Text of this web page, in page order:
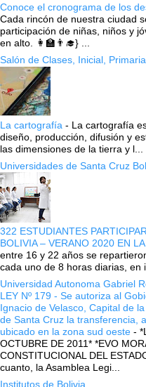
Conoce el cronograma de los
Cada rincón de nuestra ciudad
participación de niñas, niños y
en alto. 👩‍🏫👨‍🎓} ...
Salón de Clases, Inicial,
La cartografía - La cartografía
diseño, producción, difusión y
las dimensiones de la tierra y l...
Universidades de Santa Cruz
322 ESTUDIANTES
BOLIVIA – VERANO 2020 EN
entre 16 y 22 años se
cada uno de 8 horas diarias, en
Universidad Autonoma Gabriel
LEY Nº 179 - Se autoriza al
Ignacio de Velasco, Capital de
de Santa Cruz la transferencia,
ubicado en la zona sud oeste -
OCTUBRE DE 2011* *EVO
CONSTITUCIONAL DEL
cuanto, la Asamblea Legi...
Institutos de Bolivia